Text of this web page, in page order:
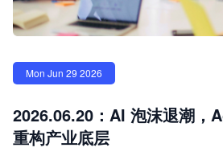
Mon Jun 29 2026
2026.06.20：AI 泡沫退潮，
重构产业底层